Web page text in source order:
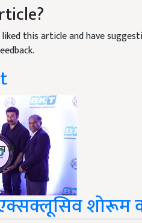
लें
liked this article and have
शोरूम